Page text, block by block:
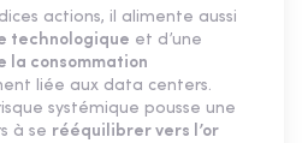
actions, il alimente aussi
technologique et d’une
la consommation
liée aux data centers.
systémique pousse une
à se rééquilibrer vers l’or